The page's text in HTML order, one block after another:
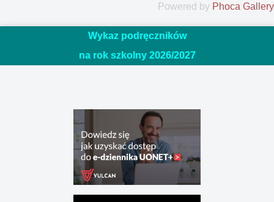
Powered by Phoca Gallery
Wykaz podręczników
na rok szkolny 2026/2027